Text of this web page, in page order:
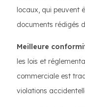
locaux, qui peuvent
documents rédigés
Meilleure
les lois et
commerciale est
violations